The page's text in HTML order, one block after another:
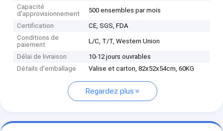
Capacité
d'approvisionnement
500 ensembles par mois
Certification
CE, SGS, FDA
Conditions de
paiement
L/C, T/T, Western Union
Délai de livraison
10-12 jours ouvrables
Détails d'emballage
Valise et carton, 82x52x54cm, 60KG
Regardez plus